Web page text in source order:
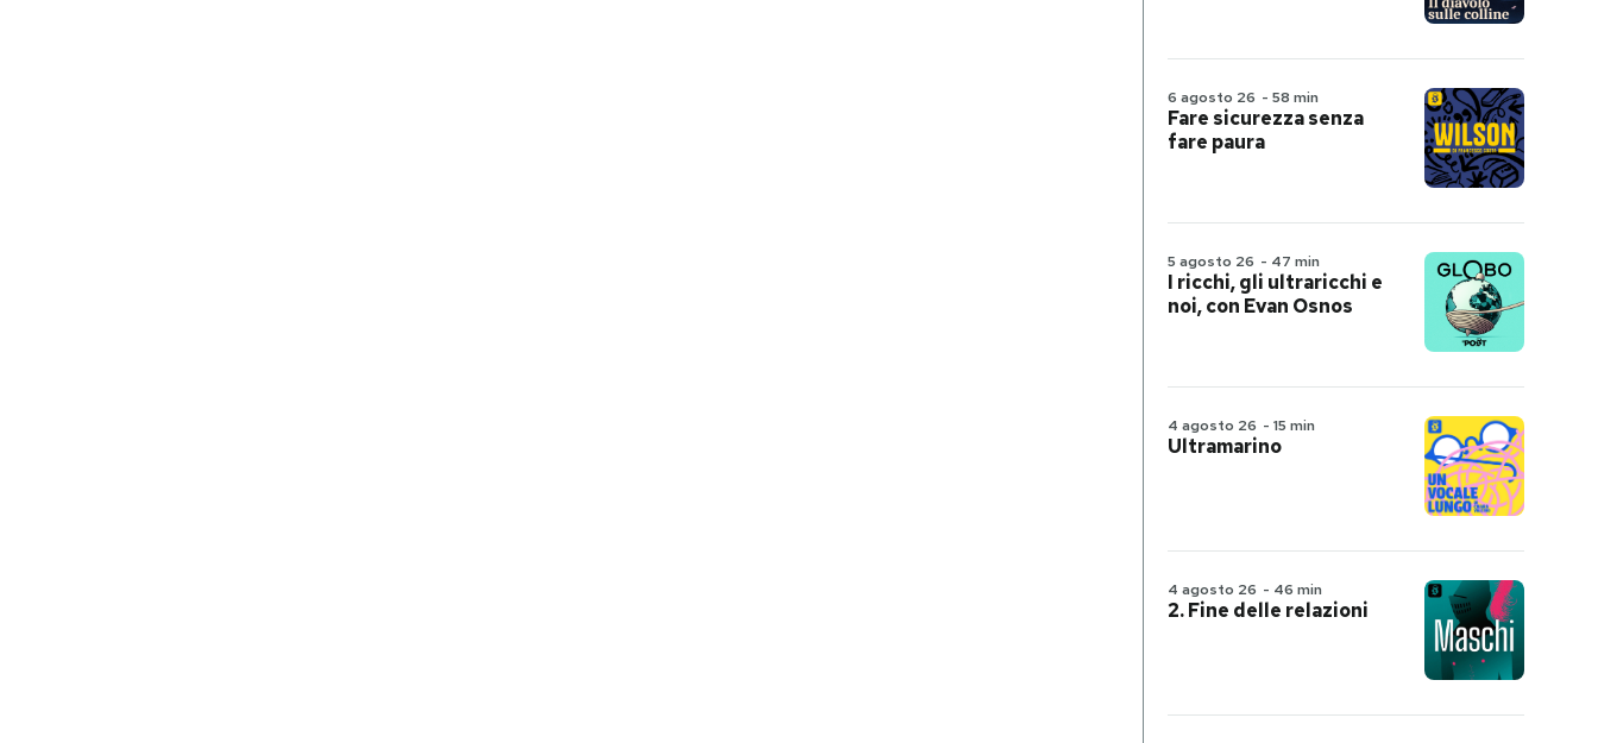
6 agosto 26 - 58 min
Fare sicurezza senza
fare paura
5 agosto 26 - 47 min
I ricchi, gli ultraricchi e
noi, con Evan Osnos
4 agosto 26 - 15 min
Ultramarino
4 agosto 26 - 46 min
2. Fine delle relazioni